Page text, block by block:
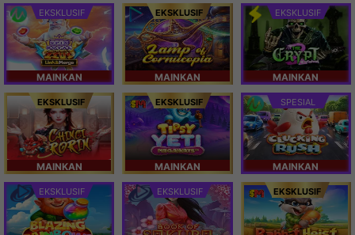
EKSKLUSIF
MAINKAN
EKSKLUSIF
MAINKAN
EKSKLUSIF
MAINKAN
EKSKLUSIF
MAINKAN
EKSKLUSIF
MAINKAN
SPESIAL
MAINKAN
EKSKLUSIF EKSKLUSIF EKSKLUSIF